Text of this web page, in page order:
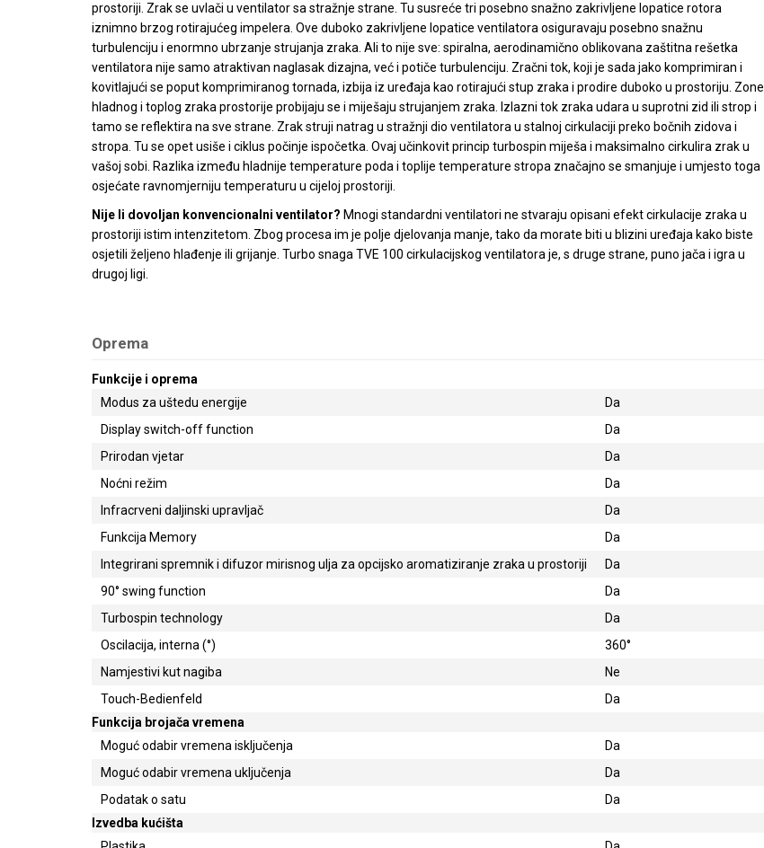
prostoriji. Zrak se uvlači u ventilator sa stražnje strane. Tu susreće tri posebno snažno zakrivljene lopatice rotora
iznimno brzog rotirajućeg impelera. Ove duboko zakrivljene lopatice ventilatora osiguravaju posebno snažnu
turbulenciju i enormno ubrzanje strujanja zraka. Ali to nije sve: spiralna, aerodinamično oblikovana zaštitna rešetka
ventilatora nije samo atraktivan naglasak dizajna, već i potiče turbulenciju. Zračni tok, koji je sada jako komprimiran i
kovitlajući se poput komprimiranog tornada, izbija iz uređaja kao rotirajući stup zraka i prodire duboko u prostoriju. Zone
hladnog i toplog zraka prostorije probijaju se i miješaju strujanjem zraka. Izlazni tok zraka udara u suprotni zid ili strop i
tamo se reflektira na sve strane. Zrak struji natrag u stražnji dio ventilatora u stalnoj cirkulaciji preko bočnih zidova i
stropa. Tu se opet usiše i ciklus počinje ispočetka. Ovaj učinkovit princip turbospin miješa i maksimalno cirkulira zrak u
vašoj sobi. Razlika između hladnije temperature poda i toplije temperature stropa značajno se smanjuje i umjesto toga
osjećate ravnomjerniju temperaturu u cijeloj prostoriji.
Nije li dovoljan konvencionalni ventilator? Mnogi standardni ventilatori ne stvaraju opisani efekt cirkulacije zraka u
prostoriji istim intenzitetom. Zbog procesa im je polje djelovanja manje, tako da morate biti u blizini uređaja kako biste
osjetili željeno hlađenje ili grijanje. Turbo snaga TVE 100 cirkulacijskog ventilatora je, s druge strane, puno jača i igra u
drugoj ligi.
Oprema
Funkcije i oprema
Modus za uštedu energije
Da
Display switch-off function
Da
Prirodan vjetar
Da
Noćni režim
Da
Infracrveni daljinski upravljač
Da
Funkcija Memory
Da
Integrirani spremnik i difuzor mirisnog ulja za opcijsko aromatiziranje zraka u prostoriji
Da
90° swing function
Da
Turbospin technology
Da
Oscilacija, interna (°)
360°
Namjestivi kut nagiba
Ne
Touch-Bedienfeld
Da
Funkcija brojača vremena
Moguć odabir vremena isključenja
Da
Moguć odabir vremena uključenja
Da
Podatak o satu
Da
Izvedba kućišta